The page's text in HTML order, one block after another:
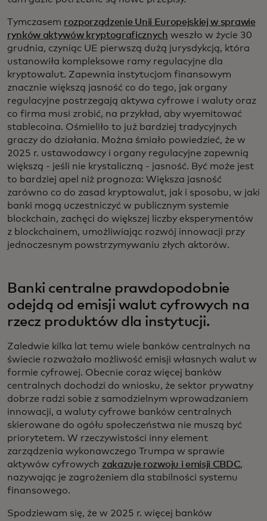
Tymczasem rozporządzenie Unii Europejskiej w sprawie
rynków aktywów kryptograficznych weszło w życie 30
grudnia, czyniąc UE pierwszą dużą jurysdykcją, która
ustanowiła kompleksowe ramy regulacyjne dla
kryptowalut. Zapewnia instytucjom finansowym
znacznie większą jasność co do tego, jak organy
regulacyjne postrzegają aktywa cyfrowe i waluty oraz
co firma musi zrobić, na przykład, aby wyemitować
stablecoina. Ośmieliło to już bardziej tradycyjnych
graczy do działania. Można śmiało powiedzieć, że w
2025 r. ustawodawcy i organy regulacyjne zapewnią
większą - jeśli nie krystaliczną - jasność. Być może jest
to bardziej apel niż prognoza: Większa jasność
zarówno co do zasad kryptowalut, jak i sposobu, w jaki
banki mogą uczestniczyć w publicznym systemie
blockchain, zachęci do większej liczby eksperymentów
z blockchainem, umożliwiając rozwój innowacji przy
jednoczesnym powstrzymywaniu złych aktorów.
Banki centralne prawdopodobnie
odejdą od emisji walut cyfrowych na
rzecz produktów dla instytucji.
Zaledwie kilka lat temu wiele banków centralnych na
świecie rozważało możliwość emisji własnych walut w
formie cyfrowej. Obecnie coraz więcej banków
centralnych dochodzi do wniosku, że sektor prywatny
dobrze radzi sobie z samodzielnym wprowadzaniem
innowacji, a waluty cyfrowe banków centralnych
skierowane do ogółu społeczeństwa nie muszą być
priorytetem. W rzeczywistości inny element
zarządzenia wykonawczego Trumpa w sprawie
aktywów cyfrowych zakazuje rozwoju i emisji CBDC,
nazywając je zagrożeniem dla stabilności systemu
finansowego.
Spodziewam się, że w 2025 r. więcej banków